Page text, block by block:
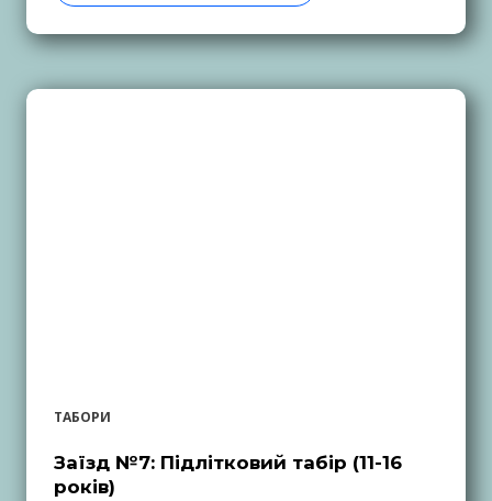
ТАБОРИ
Заїзд №7: Підлітковий табір (11-16
років)